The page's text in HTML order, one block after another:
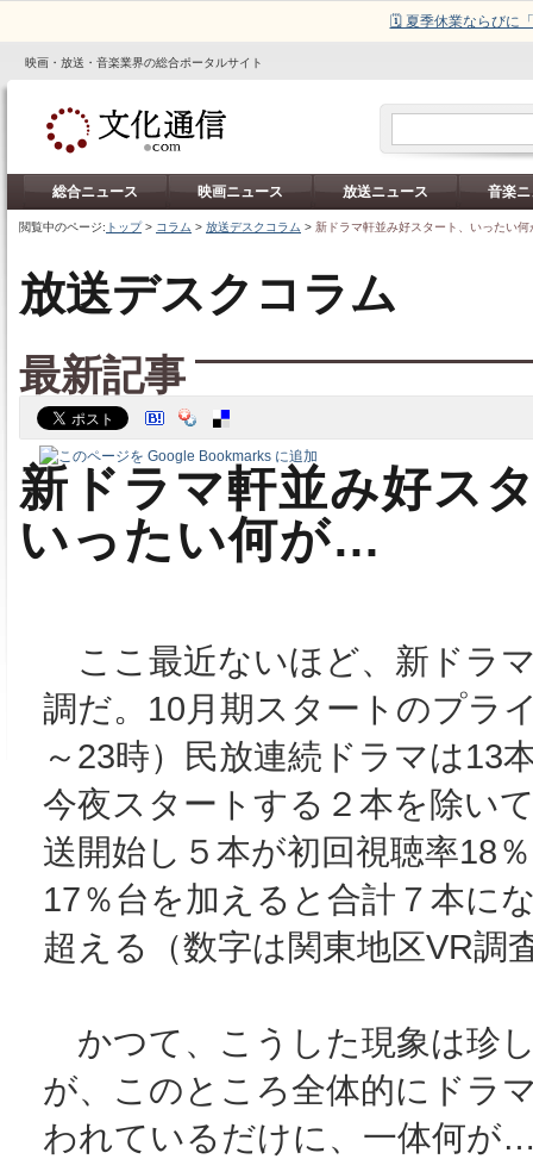
🗓️ 夏季休業ならびに
映画・放送・音楽業界の総合ポータルサイト
総合ニュース 映画ニュース 放送ニュース 音楽
閲覧中のページ: トップ> コラム > 放送デスクコラム > 新ドラマ軒並み好スタート、いったい
放送デスクコラム
最新記事
新ドラマ軒並み好ス
いったい何が…
ここ最近ないほど、新ドラ
調だ。10月期スタートのプラ
～23時）民放連続ドラマは13
今夜スタートする２本を除い
送開始し５本が初回視聴率18
17％台を加えると合計７本に
超える（数字は関東地区VR調
かつて、こうした現象は珍
が、このところ全体的にドラ
われているだけに、一体何が